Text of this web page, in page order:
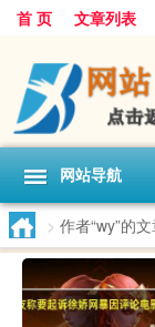
首 页 文章列表
网站导航
> 作者“wy”的